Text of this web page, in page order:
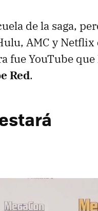
de la saga,
AMC y Netflix
fue YouTube que
Red.